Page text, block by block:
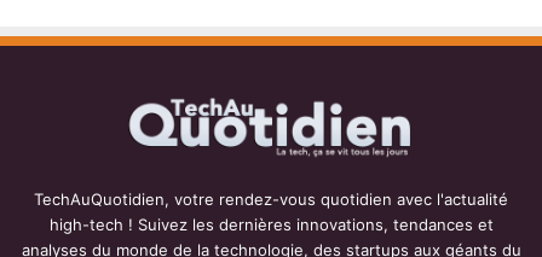
TechAuQuotidien, votre rendez-vous quotidien avec l'actualité
high-tech ! Suivez les dernières innovations, tendances et
analyses du monde de la technologie, des startups aux géants du